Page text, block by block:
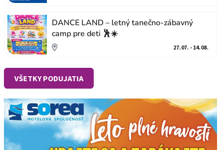
DANCE LAND – letný tanečno-zábavný
camp pre deti 🕺☀️
27.07. - 14.08.
VŠETKY PODUJATIA